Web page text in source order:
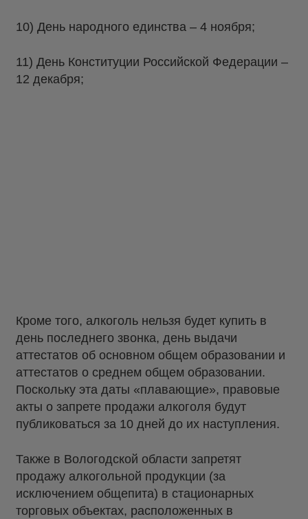
10) День народного единства – 4 ноября;
11) День Конституции Российской Федерации –
12 декабря;
Кроме того, алкоголь нельзя будет купить в
день последнего звонка, день выдачи
аттестатов об основном общем образовании и
аттестатов о среднем общем образовании.
Поскольку эта даты «плавающие», правовые
акты о запрете продажи алкоголя будут
публиковаться за 10 дней до их наступления.
Также в Вологодской области запретят
продажу алкогольной продукции (за
исключением общепита) в стационарных
торговых объектах, расположенных в